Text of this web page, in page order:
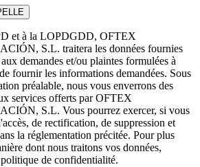
et à la LOPDGDD, OFTEX
S.L. traitera les données fournies
demandes et/ou plaintes formulées à
fournir les informations demandées. Sous
préalable, nous vous enverrons des
services offerts par OFTEX
S.L. Vous pourrez exercer, si vous
de rectification, de suppression et
la réglementation précitée. Pour plus
dont nous traitons vos données,
de confidentialité.